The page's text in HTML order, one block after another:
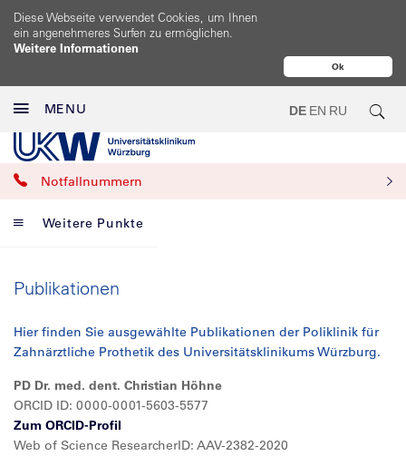
Ok
Diese Webseite verwendet Cookies, um Ihnen
ein angenehmeres Surfen zu ermöglichen.
Weitere Informationen
MENU DE EN RU
Notfallnummern
Weitere Punkte
Publikationen
Hier finden Sie ausgewählte Publikationen der Poliklinik für
Zahnärztliche Prothetik des Universitätsklinikums Würzburg.
PD Dr. med. dent. Christian Höhne
ORCID ID: 0000-0001-5603-5577
Zum ORCID-Profil
Web of Science ResearcherID: AAV-2382-2020